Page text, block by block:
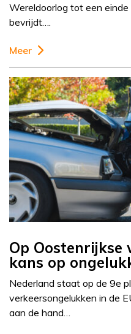
Wereldoorlog tot een
bevrijdt….
Meer
Op Oostenrijkse
kans op
Nederland staat op de 9e
verkeersongelukken in de
aan de hand…